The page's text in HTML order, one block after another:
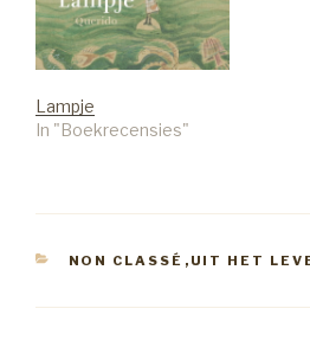
Lampje
In "Boekrecensies"
CATEGORIEËN
NON CLASSÉ , UIT HET